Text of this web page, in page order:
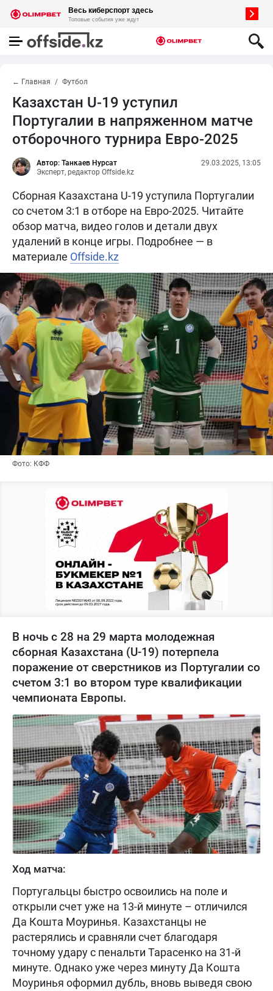
← Главная Футбол
Казахстан U-19 уступил
Португалии в напряженном матче
отборочного турнира Евро-2025
Автор: Танкаев Нурсат
Эксперт, редактор Offside.kz
29.03.2025, 13:05
Сборная Казахстана U-19 уступила Португалии
со счетом 3:1 в отборе на Евро-2025. Читайте
обзор матча, видео голов и детали двух
удалений в конце игры. Подробнее — в
материале Offside.kz
Фото: КФФ
В ночь с 28 на 29 марта молодежная
сборная Казахстана (U-19) потерпела
поражение от сверстников из Португалии со
счетом 3:1 во втором туре квалификации
чемпионата Европы.
Ход матча:
Португальцы быстро освоились на поле и
открыли счет уже на 13-й минуте – отличился
Да Кошта Моуринья. Казахстанцы не
растерялись и сравняли счет благодаря
точному удару с пенальти Тарасенко на 31-й
минуте. Однако уже через минуту Да Кошта
Моуринья оформил дубль, вновь выведя свою